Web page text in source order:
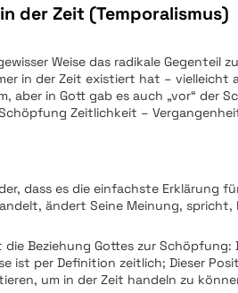
der Zeit (Temporalismus)
Weise das radikale Gegenteil
in der Zeit existiert hat – vielleicht
aber in Gott gab es auch „vor“ der
Zeitlichkeit –
dass es die einfachste Erklärung
ändert Seine Meinung, spricht,
die Beziehung Gottes zur
ist per Definition zeitlich; Dieser
um in der Zeit handeln zu